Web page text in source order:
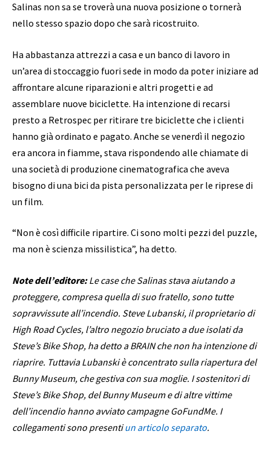
Salinas non sa se troverà una nuova posizione o tornerà
nello stesso spazio dopo che sarà ricostruito.
Ha abbastanza attrezzi a casa e un banco di lavoro in
un’area di stoccaggio fuori sede in modo da poter iniziare ad
affrontare alcune riparazioni e altri progetti e ad
assemblare nuove biciclette. Ha intenzione di recarsi
presto a Retrospec per ritirare tre biciclette che i clienti
hanno già ordinato e pagato. Anche se venerdì il negozio
era ancora in fiamme, stava rispondendo alle chiamate di
una società di produzione cinematografica che aveva
bisogno di una bici da pista personalizzata per le riprese di
un film.
“Non è così difficile ripartire. Ci sono molti pezzi del puzzle,
ma non è scienza missilistica”, ha detto.
Note dell’editore:Le case che Salinas stava aiutando a
proteggere, compresa quella di suo fratello, sono tutte
sopravvissute all’incendio. Steve Lubanski, il proprietario di
High Road Cycles, l’altro negozio bruciato a due isolati da
Steve’s Bike Shop, ha detto a BRAIN che non ha intenzione di
riaprire. Tuttavia Lubanski è concentrato sulla riapertura del
Bunny Museum, che gestiva con sua moglie. I sostenitori di
Steve’s Bike Shop, del Bunny Museum e di altre vittime
dell’incendio hanno avviato campagne GoFundMe. I
collegamenti sono presentiun articolo separato.